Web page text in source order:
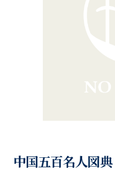
中国五百名人図